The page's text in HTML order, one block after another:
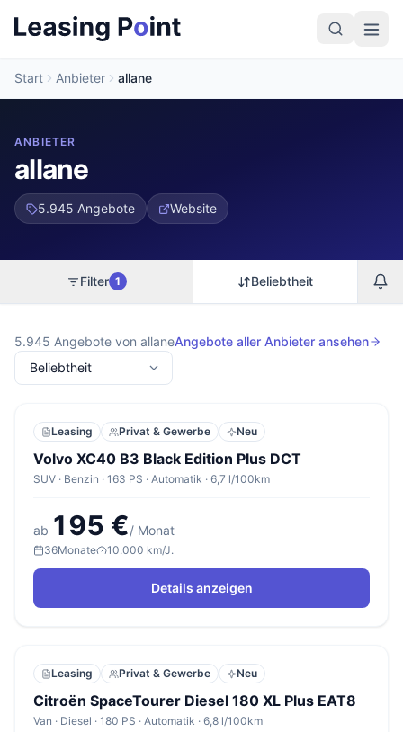
Start Anbieter allane
ANBIETER
allane
5.945 Angebote Website
Filter 1 Beliebtheit
5.945 Angebote von allaneAngebote aller Anbieter ansehen
Leasing Privat & Gewerbe Neu
Volvo XC40 B3 Black Edition Plus DCT
SUV · Benzin · 163 PS · Automatik · 6,7 l/100km
ab 195 €/ Monat
36Monate 10.000 km/J.
Details anzeigen
Leasing Privat & Gewerbe Neu
Citroën SpaceTourer Diesel 180 XL Plus EAT8
Van · Diesel · 180 PS · Automatik · 6,8 l/100km